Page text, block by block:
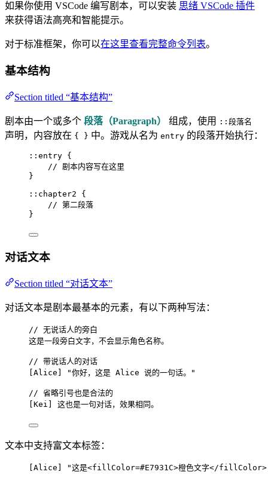
如果你使用 VSCode 编写剧本，可以安装 思绪 VSCode 插件
来获得语法高亮和智能提示。
对于标准框架，你可以在这里查看完整命令列表。
基本结构
Section titled “基本结构”
剧本由一个或多个 段落（Paragraph） 组成，使用 ::段落名
声明，内容放在 { } 中。游戏从名为 entry 的段落开始执行：
::entry {
// 剧本内容写在这里
}
::chapter2 {
// 第二段落
}
对话文本
Section titled “对话文本”
对话文本是剧本最基本的元素，有以下两种写法：
// 无说话人的旁白
这是一段旁白文字，不会显示角色名称。
// 带说话人的对话
Alice "你好，这是 Alice 说的一句话。"
// 省略引号也是合法的
Kei ] 这也是一句对话，效果相同。
文本中支持富文本标签：
Alice "这是<fillColor=#E7931C>橙色文字</fillColor>